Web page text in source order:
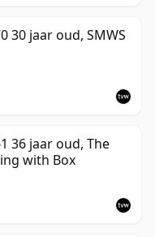
30 jaar oud, SMWS
36 jaar oud, The
with Box